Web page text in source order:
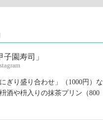
ぎり盛り合わせ」（1000円）な
酒や枡入りの抹茶プリン（800